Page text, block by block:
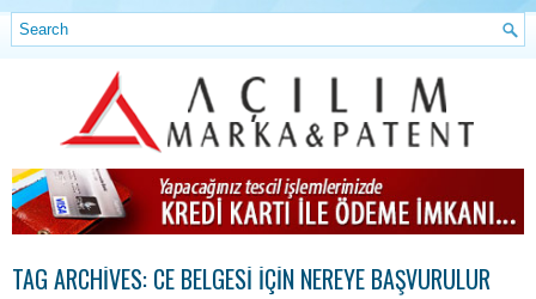
TAG ARCHIVES: CE BELGESI İÇIN NEREYE BAŞVURULUR